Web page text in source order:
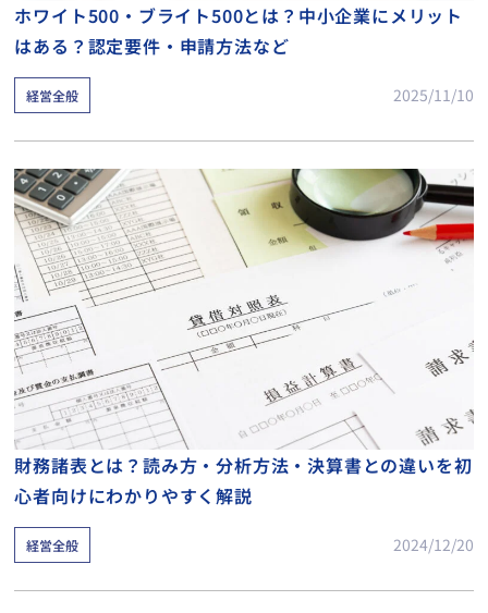
ホワイト500・ブライト500とは？中小企業にメリット
はある？認定要件・申請方法など
経営全般 2025/11/10
財務諸表とは？読み方・分析方法・決算書との違いを初
心者向けにわかりやすく解説
経営全般 2024/12/20